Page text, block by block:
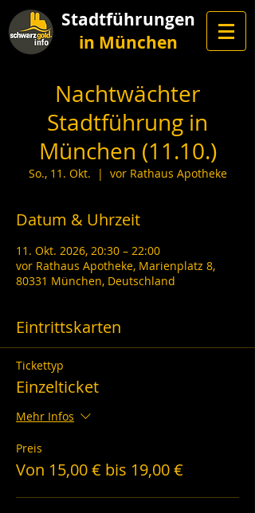
Stadtführungen
in München
Nachtwächter
Stadtführung in
München (11.10.)
So., 11. Okt.
  |
vor Rathaus Apotheke
Datum & Uhrzeit
11. Okt. 2026, 20:30 – 22:00
vor Rathaus Apotheke, Marienplatz 8,
80331 München, Deutschland
Eintrittskarten
Tickettyp
Einzelticket
Mehr Infos
Preis
Von 15,00 € bis 19,00 €